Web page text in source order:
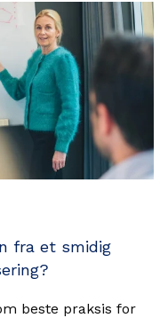
fra et smidig
beste praksis for